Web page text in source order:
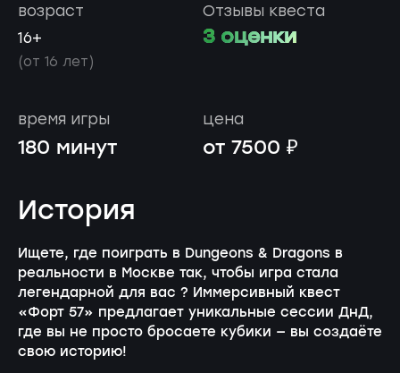
возраст
16+
(от 16 лет)
Отзывы квеста
3 оценки
время игры
180 минут
цена
от 7500 ₽
История
Ищете, где поиграть в Dungeons & Dragons в
реальности в Москве так, чтобы игра стала
легендарной для вас ? Иммерсивный квест
«Форт 57» предлагает уникальные сессии ДнД,
где вы не просто бросаете кубики — вы создаёте
свою историю!